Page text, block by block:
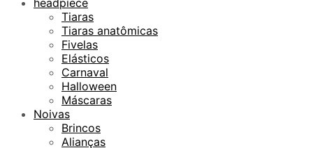
Tiaras
Tiaras anatômicas
Fivelas
Elásticos
Carnaval
Halloween
Máscaras
Noivas
Brincos
Alianças